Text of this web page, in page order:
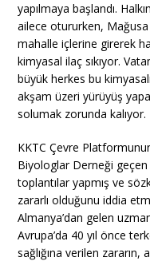
yapılmaya başlandı.
ailece otururken,
mahalle içlerine girerek
kimyasal ilaç sıkıyor.
büyük herkes bu
akşam üzeri yürüyüş
solumak zorunda kalıyor.
KKTC Çevre
Biyologlar Derneği
toplantılar yapmış ve
zararlı olduğunu iddia
Almanya’dan gelen
Avrupa’da 40 yıl önce
sağlığına verilen zararın,